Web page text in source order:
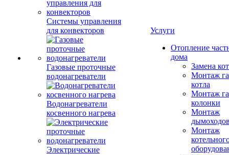
Системы управления
для конвекторов
Газовые проточные
водонагреватели
Водонагреватели
косвенного нагрева
Электрические
Услуги
Отопление
дома
Замена
Монтаж
котла
Монтаж
колонки
Монтаж
Монтаж